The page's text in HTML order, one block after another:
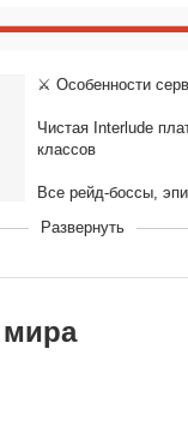
⚔️ Особенности
Чистая Interlude
классов
Все рейд-боссы,
Рабочие Seven
Старт без грейд-
Поддержка ALT+B
ГМа
Развернуть
мира